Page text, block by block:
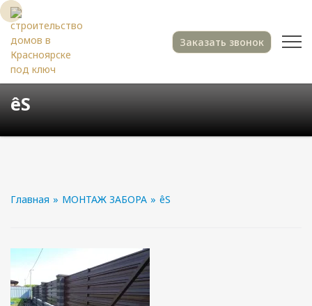
Заказать звонок
êS
Главная » МОНТАЖ ЗАБОРА » êS